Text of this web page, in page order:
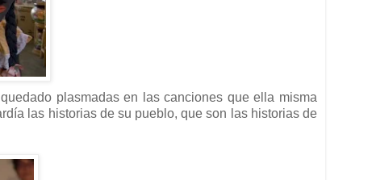
plasmadas en las canciones que ella misma
las historias de su pueblo, que son las historias de